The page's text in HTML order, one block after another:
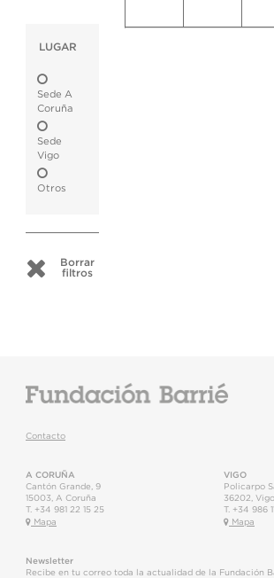
LUGAR
Sede A
Coruña
Sede
Vigo
Otros
Borrar
filtros
Contacto
A CORUÑA
Cantón Grande, 9
15003
A Coruña
T. +34 981 22 15 25
Mapa
VIGO
Policarpo
36202 Vigo
T. +34 986
Mapa
Newsletter
Recibe en tu correo toda la actualidad de la Fundación